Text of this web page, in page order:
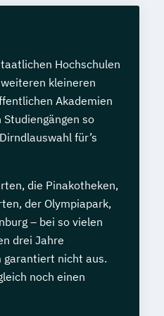
Hochschulen
kleineren
Akademien
so
für’s
die Pinakotheken,
der Olympiapark,
– bei so vielen
drei Jahre
garantiert nicht aus.
noch einen